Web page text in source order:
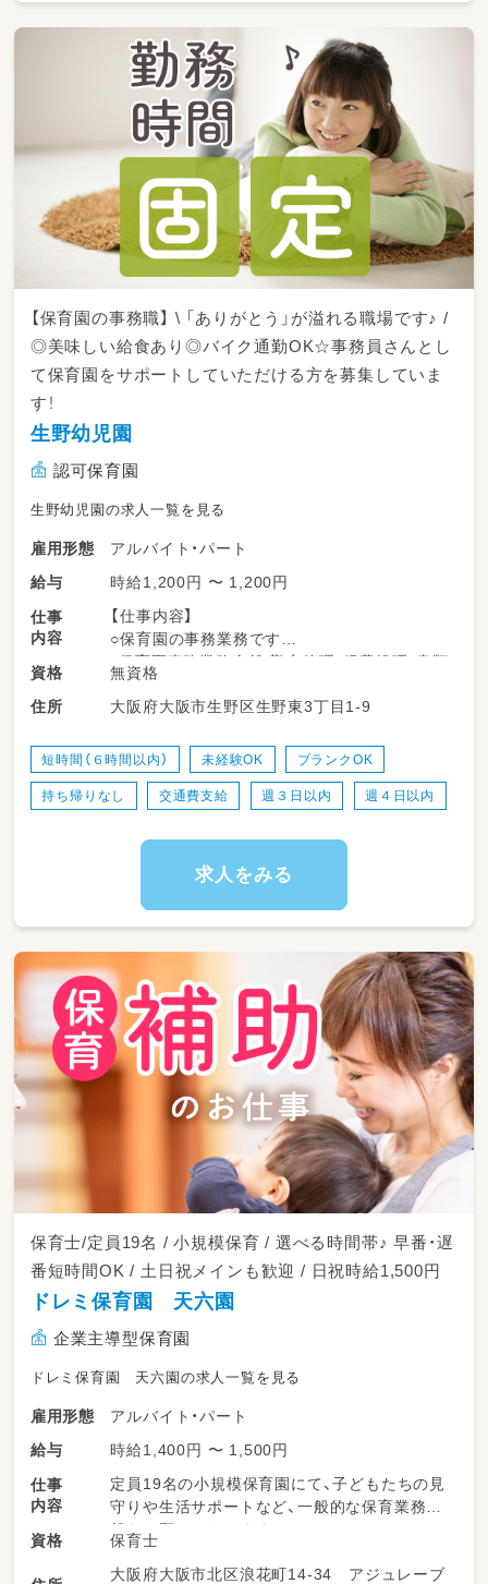
【保育園の事務職】 \ 「ありがとう」が溢れる職場です♪ /
◎美味しい給食あり◎バイク通勤OK☆事務員さんとし
て保育園をサポートしていただける方を募集していま
す！
生野幼児園
認可保育園
生野幼児園の求人一覧を見る
雇用形態
アルバイト・パート
給与
時給1,200円 〜 1,200円
仕事
内容
【仕事内容】
○保育園の事務業務です
・保育園事務業務全般(勤怠管理・経費処理・書類
整理など)
⇒パソコン操作あり(Excel・Wordなど)
資格
無資格
住所
大阪府大阪市生野区生野東3丁目1-9
短時間（６時間以内） 未経験OK ブランクOK
持ち帰りなし 交通費支給 週３日以内 週４日以内
求人をみる
保育士/定員19名 / 小規模保育 / 選べる時間帯♪ 早番・遅
番短時間OK / 土日祝メインも歓迎 / 日祝時給1,500円
ドレミ保育園 天六園
企業主導型保育園
ドレミ保育園 天六園の求人一覧を見る
雇用形態
アルバイト・パート
給与
時給1,400円 〜 1,500円
仕事
内容
定員19名の小規模保育園にて、子どもたちの見
守りや生活サポートなど、一般的な保育業務全
般をお願いいたします。
少人数でアットホームな環境なので、一人ひと
りに目を配りやすく、未経験やブランクのある
資格 保育士
大阪府大阪市北区浪花町14-34 アジュレーブ